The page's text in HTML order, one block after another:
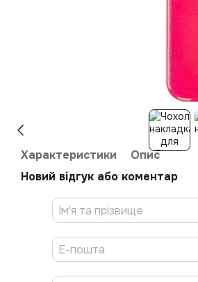
Характеристики
Опис
Новий відгук або коментар